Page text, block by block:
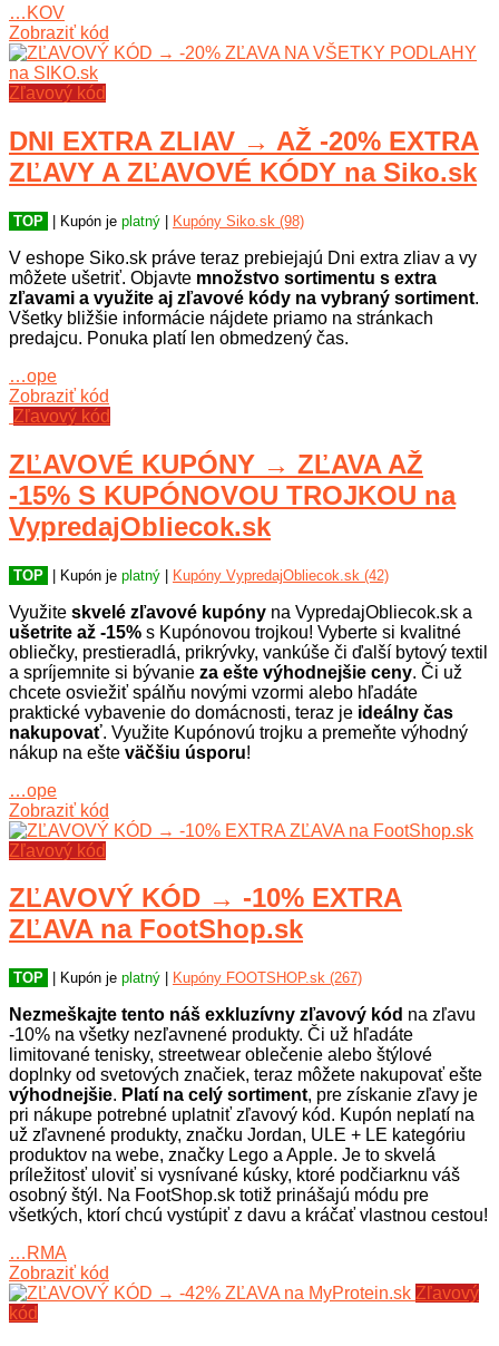
…KOV
Zobraziť kód
Zľavový kód
DNI EXTRA ZLIAV → AŽ -20% EXTRA
ZĽAVY A ZĽAVOVÉ KÓDY na Siko.sk
TOP | Kupón je platný Kupóny Siko.sk (98)
V eshope Siko.sk práve teraz prebiejajú Dni extra zliav a vy
môžete ušetriť. Objavte množstvo sortimentu s extra
zľavami a využite aj zľavové kódy na vybraný sortiment.
Všetky bližšie informácie nájdete priamo na stránkach
predajcu. Ponuka platí len obmedzený čas.
…ope
Zobraziť kód
Zľavový kód
ZĽAVOVÉ KUPÓNY → ZĽAVA AŽ
-15% S KUPÓNOVOU TROJKOU na
VypredajObliecok.sk
TOP | Kupón je platný | Kupóny VypredajObliecok.sk (42)
Využite skvelé zľavové kupóny na VypredajObliecok.sk a
ušetrite až -15% s Kupónovou trojkou! Vyberte si kvalitné
obliečky, prestieradlá, prikrývky, vankúše či ďalší bytový textil
a spríjemnite si bývanie za ešte výhodnejšie ceny. Či už
chcete osviežiť spálňu novými vzormi alebo hľadáte
praktické vybavenie do domácnosti, teraz je ideálny čas
nakupovať. Využite Kupónovú trojku a premeňte výhodný
nákup na ešte väčšiu úsporu!
…ope
Zobraziť kód
Zľavový kód
ZĽAVOVÝ KÓD → -10% EXTRA
ZĽAVA na FootShop.sk
TOP | Kupón je platný Kupóny FOOTSHOP.sk (267)
Nezmeškajte tento náš exkluzívny zľavový kód na zľavu
-10% na všetky nezľavnené produkty. Či už hľadáte
limitované tenisky, streetwear oblečenie alebo štýlové
doplnky od svetových značiek, teraz môžete nakupovať ešte
výhodnejšie. Platí na celý sortiment, pre získanie zľavy je
pri nákupe potrebné uplatniť zľavový kód. Kupón neplatí na
už zľavnené produkty, značku Jordan, ULE + LE kategóriu
produktov na webe, značky Lego a Apple. Je to skvelá
príležitosť uloviť si vysnívané kúsky, ktoré podčiarknu váš
osobný štýl. Na FootShop.sk totiž prinášajú módu pre
všetkých, ktorí chcú vystúpiť z davu a kráčať vlastnou cestou!
…RMA
Zobraziť kód
Zľavový
kód